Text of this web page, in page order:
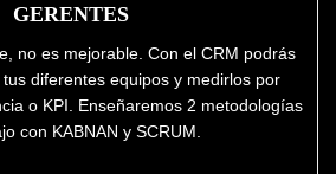
GERENTES
no es mejorable. Con el CRM podrás
diferentes equipos y medirlos por
o KPI. Enseñaremos 2 metodologías
con KABNAN y SCRUM.